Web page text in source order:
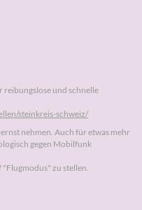
reibungslose und schnelle
steinkreis-schweiz/
nehmen. Auch für etwas mehr
gegen Mobilfunk
zu stellen.